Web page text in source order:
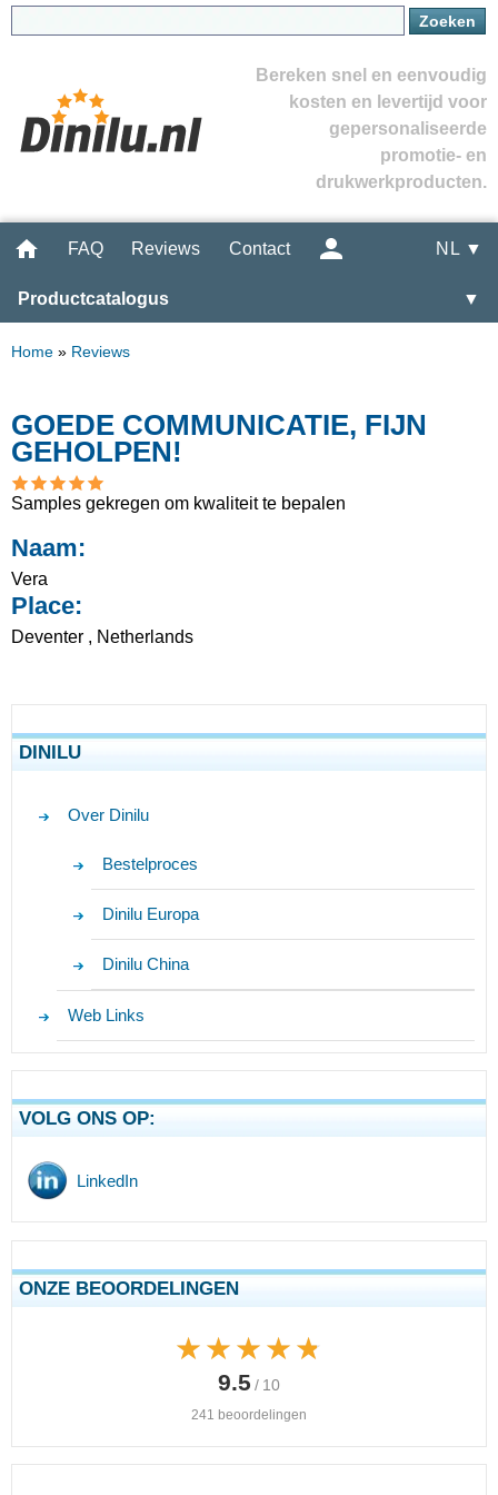
Bereken snel en eenvoudig
kosten en levertijd voor
gepersonaliseerde
promotie- en
drukwerkproducten.
FAQ Reviews Contact NL ▼
Productcatalogus ▼
Home » Reviews
GOEDE COMMUNICATIE, FIJN
GEHOLPEN!
Samples gekregen om kwaliteit te bepalen
Naam:
Vera
Place:
Deventer , Netherlands
DINILU
Over Dinilu
Bestelproces
Dinilu Europa
Dinilu China
Web Links
VOLG ONS OP:
LinkedIn
ONZE BEOORDELINGEN
★★★★★
★★★★★
9.5 / 10
241 beoordelingen